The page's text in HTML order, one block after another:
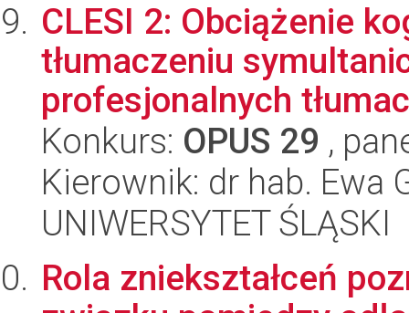
CLESI 2: Obciążenie
tłumaczeniu
profesjonalnych
Konkurs: OPUS 29 ,
Kierownik: dr hab. Ewa
UNIWERSYTET ŚLĄSKI
Rola zniekształceń